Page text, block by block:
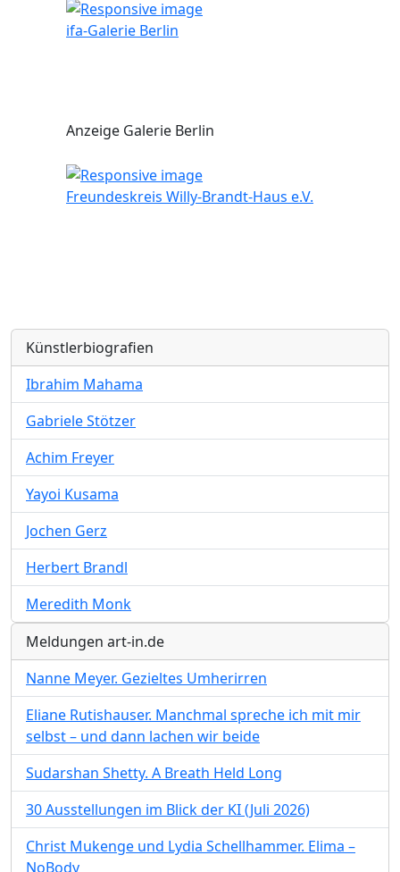
ifa-Galerie Berlin
Anzeige Galerie Berlin
Freundeskreis Willy-Brandt-Haus e.V.
Künstlerbiografien
Ibrahim Mahama
Gabriele Stötzer
Achim Freyer
Yayoi Kusama
Jochen Gerz
Herbert Brandl
Meredith Monk
Meldungen art-in.de
Nanne Meyer. Gezieltes Umherirren
Eliane Rutishauser. Manchmal spreche ich mit mir
selbst – und dann lachen wir beide
Sudarshan Shetty. A Breath Held Long
30 Ausstellungen im Blick der KI (Juli 2026)
Christ Mukenge und Lydia Schellhammer. Elima –
NoBody